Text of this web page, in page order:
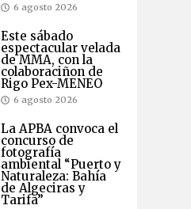
6 agosto 2026
Este sábado
espectacular velada
de MMA, con la
colaboraciñon de
Rigo Pex-MENEO
6 agosto 2026
La APBA convoca el
concurso de
fotografía
ambiental “Puerto y
Naturaleza: Bahía
de Algeciras y
Tarifa”